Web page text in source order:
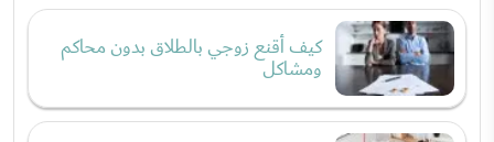
كيف أقنع زوجي بالطلاق بدون محاكم
ومشاكل